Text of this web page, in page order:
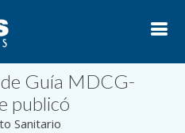
Guía MDCG-
publicó
Sanitario